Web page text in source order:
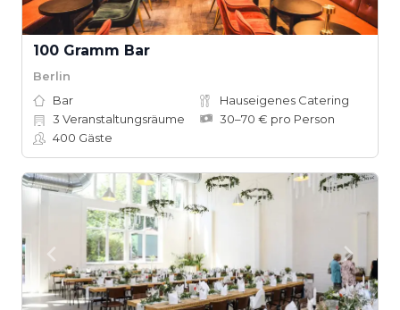
100 Gramm Bar
Berlin
Bar
Hauseigenes Catering
3 Veranstaltungsräume
30–70 € pro Person
400 Gäste